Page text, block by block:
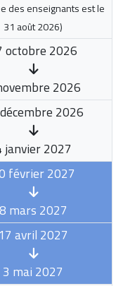
des enseignants est le
31 août 2026)
octobre 2026
2026
2026
janvier 2027
février 2027
8 mars 2027
17 avril 2027
3 mai 2027